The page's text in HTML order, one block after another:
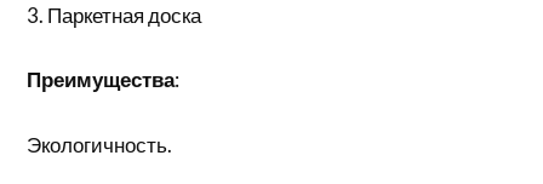
3. Паркетная доска
Преимущества:
Экологичность.